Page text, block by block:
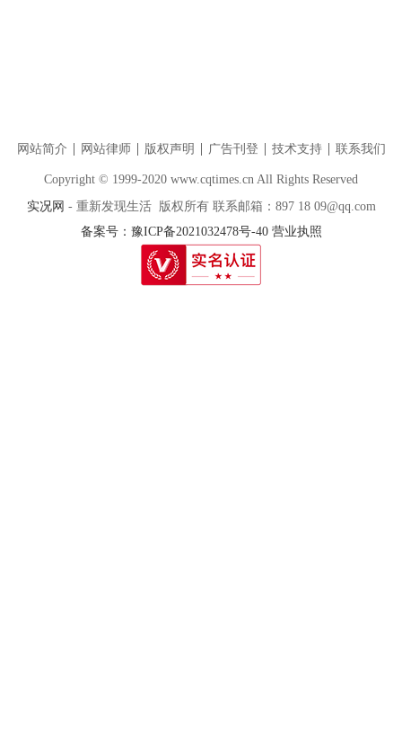
网站简介 网站律师 版权声明 广告刊登 技术支持 联系我们
Copyright © 1999-2020 www.cqtimes.cn All Rights Reserved
实况网 - 重新发现生活 版权所有 联系邮箱：897 18 09@qq.com
备案号：豫ICP备2021032478号-40 营业执照